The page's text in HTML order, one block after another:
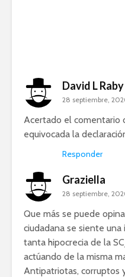
David L Raby
28 septiembre,
Acertado el comentario
equivocada la
Responder
Graziella
28 septiembre,
Que más se puede
ciudadana se siente
tanta hipocrecia de la
actúando de la misma
Antipatriotas, corruptos